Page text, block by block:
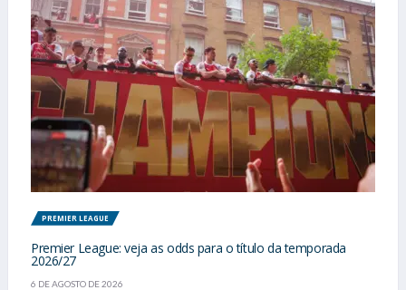
PREMIER LEAGUE
Premier League: veja as odds para o título da temporada
2026/27
6 DE AGOSTO DE 2026